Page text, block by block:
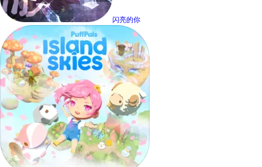
闪亮的你